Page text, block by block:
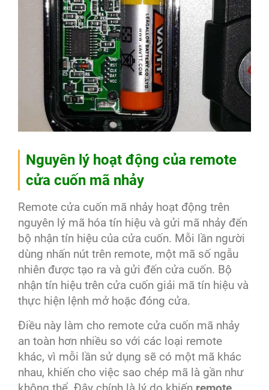
Nguyên lý hoạt động của remote
cửa cuốn mã nhảy
Remote cửa cuốn mã nhảy hoạt động trên
nguyên lý mã hóa tín hiệu và gửi mã nhảy đến
bộ nhận tín hiệu của cửa cuốn. Mỗi lần người
dùng nhấn nút trên remote, một mã số ngẫu
nhiên được tạo ra và gửi đến cửa cuốn. Bộ
nhận tín hiệu trên cửa cuốn giải mã tín hiệu và
thực hiện lệnh mở hoặc đóng cửa.
Điều này làm cho remote cửa cuốn mã nhảy
an toàn hơn nhiều so với các loại remote
khác, vì mỗi lần sử dụng sẽ có một mã khác
nhau, khiến cho việc sao chép mã là gần như